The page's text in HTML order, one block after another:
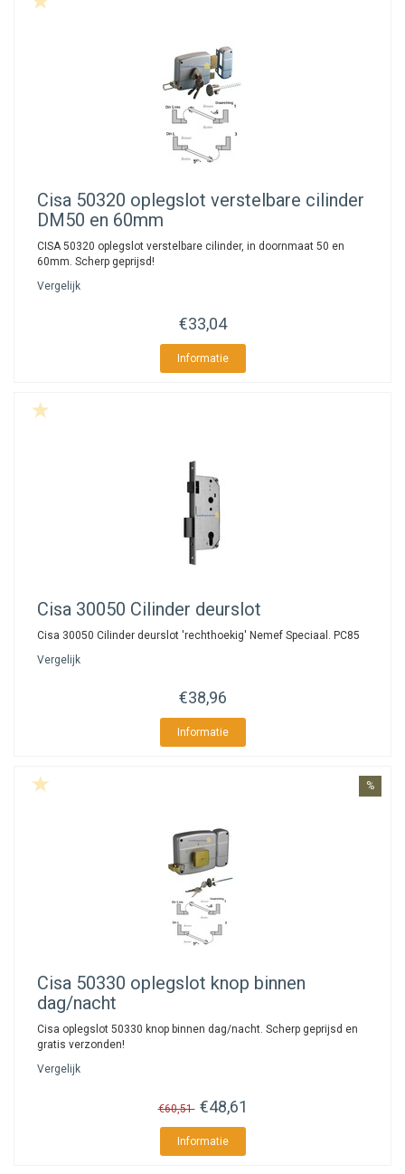
Cisa 50320 oplegslot verstelbare cilinder
DM50 en 60mm
CISA 50320 oplegslot verstelbare cilinder, in doornmaat 50 en
60mm. Scherp geprijsd!
Vergelijk
€33,04
Informatie
Cisa 30050 Cilinder deurslot
Cisa 30050 Cilinder deurslot 'rechthoekig' Nemef Speciaal. PC85
Vergelijk
€38,96
Informatie
%
Cisa 50330 oplegslot knop binnen
dag/nacht
Cisa oplegslot 50330 knop binnen dag/nacht. Scherp geprijsd en
gratis verzonden!
Vergelijk
€60,51 €48,61
Informatie